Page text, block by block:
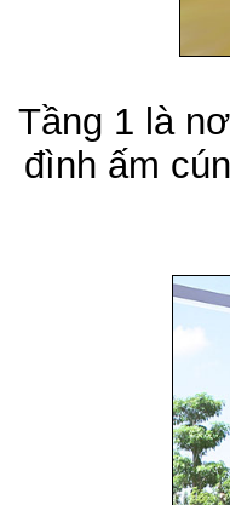
Tầng 1 là
đình ấm